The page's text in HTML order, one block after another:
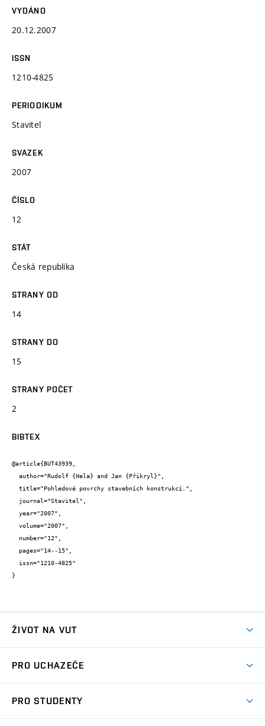
VYDÁNO
20.12.2007
ISSN
1210-4825
PERIODIKUM
Stavitel
SVAZEK
2007
ČÍSLO
12
STÁT
Česká republika
STRANY OD
14
STRANY DO
15
STRANY POČET
2
BIBTEX
@article{BUT43939,
}
ŽIVOT NA VUT
Koleje
PRO UCHAZEČE
PRO STUDENTY